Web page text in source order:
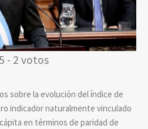
- 2 votos
sobre la evolución del índice de
indicador naturalmente vinculado
en términos de paridad de